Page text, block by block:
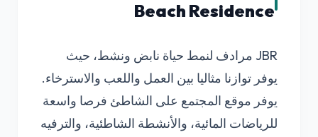
Beach Residence
JBR مرادف لنمط حياة نابض ونشط، حيث
يوفر توازنا مثاليا بين العمل واللعب والاسترخاء.
يوفر موقع المجتمع على الشاطئ فرصا واسعة
للرياضات المائية، والأنشطة الشاطئية، والترفيه